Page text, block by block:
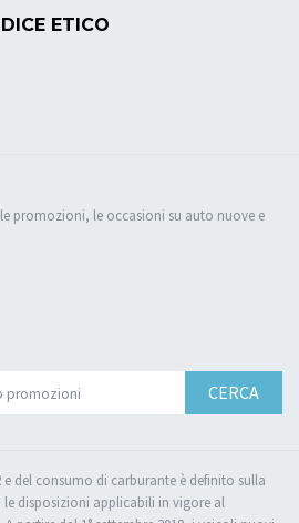
ETICO
promozioni, le occasioni su auto nuove e
CERCA
e del consumo di carburante è definito sulla
disposizioni applicabili in vigore al